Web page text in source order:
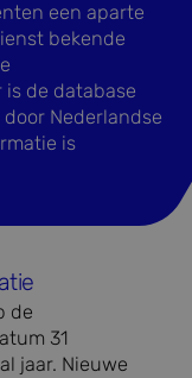
een aparte
bekende
de database
Nederlandse
is
de
31
jaar. Nieuwe